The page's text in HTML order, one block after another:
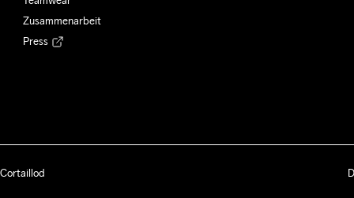
Zusammenarbeit
Press
Cortaillod